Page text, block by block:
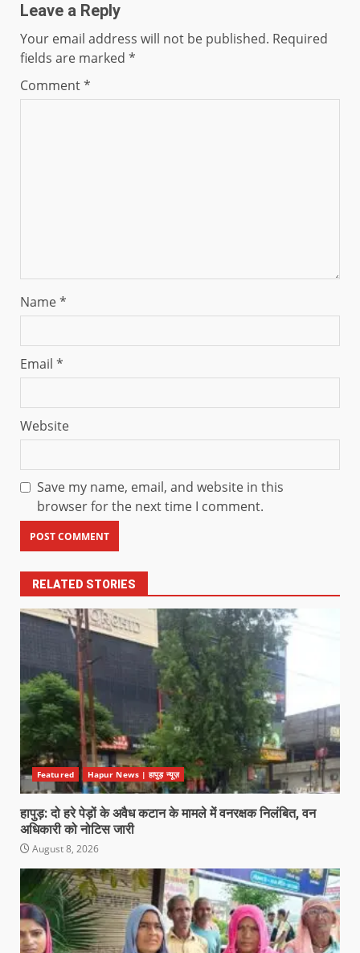
Leave a Reply
Your email address will not be published. Required
fields are marked *
Comment*
Name*
Email *
Website
Save my name, email, and website in this
browser for the next time I comment.
RELATED STORIES
Featured Hapur News | हापुड़ न्यूज़
हापुड़: दो हरे पेड़ों के अवैध कटान के मामले में वनरक्षक निलंबित, वन
अधिकारी को नोटिस जारी
August 8, 2026